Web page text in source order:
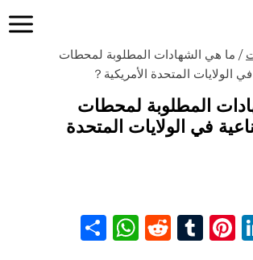
/ ما هي الشهادات المطلوبة لمحطات
الولايات المتحدة الأمريكية？
المطلوبة لمحطات
في الولايات المتحدة
Li
Pi
T
R
W